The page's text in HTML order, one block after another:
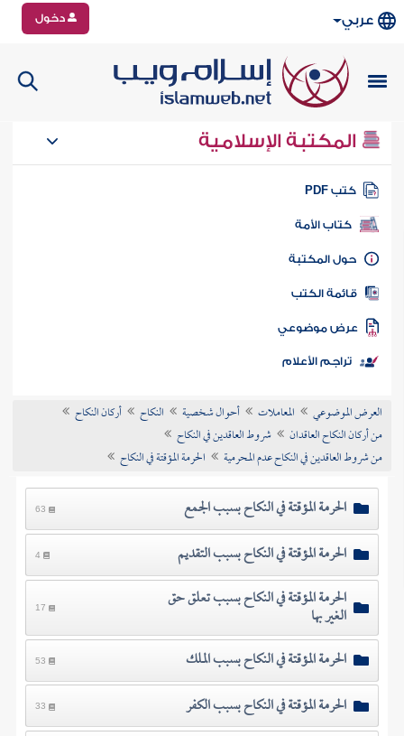
عربي دخول
المكتبة الإسلامية
كتب PDF
كتاب الأمة
المكتبة
الكتب
موضوعي
تراجم الأعلام
العرض الموضوعي المعاملات أحوال شخصية النكاح
أركان النكاح
من أركان النكاح العاقدان
شروط العاقدين في النكاح
من شروط العاقدين في النكاح عدم المحرمية
الحرمة المؤقتة في النكاح
الحرمة المؤقتة في النكاح بسبب الجمع 63
الحرمة المؤقتة في النكاح بسبب التقديم 4
الحرمة المؤقتة في النكاح بسبب تعلق حق
الغير بها 17
الحرمة المؤقتة في النكاح بسبب الملك 53
الحرمة المؤقتة في النكاح بسبب الكفر 33